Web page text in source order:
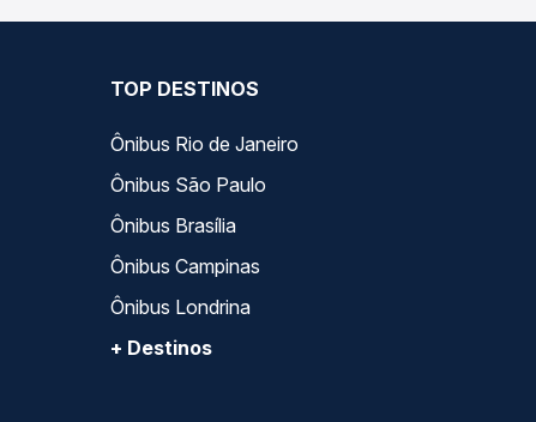
TOP DESTINOS
Ônibus Rio de Janeiro
Ônibus São Paulo
Ônibus Brasília
Ônibus Campinas
Ônibus Londrina
+ Destinos